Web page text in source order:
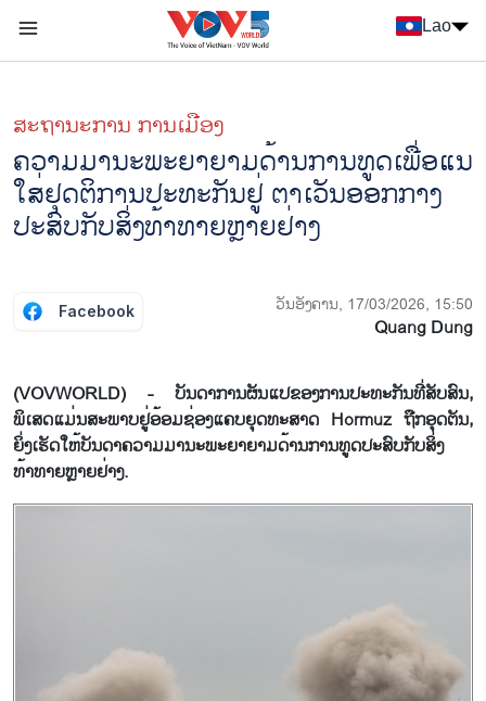
Lao
ສະຖານະການ ການເມືອງ
ຄວາມມານະພະຍາຍາມດ້ານການທູດເພື່ອແນ
ໃສ່ຢຸດຕິການປະທະກັນຢູ່ ຕາເວັນອອກກາງ
ປະສົບກັບສິ່ງທ້າທາຍຫຼາຍຢ່າງ
Facebook ວັນອັງຄານ, 17/03/2026, 15:50
Quang Dung
(VOVWORLD) - ບັນດາການຜັນແປຂອງການປະທະກັນທີ່ສັບສົນ,
ພິເສດແມ່ນສະພາບຢູ່ອ້ອມຊ່ອງແຄບຍຸດທະສາດ Hormuz ຖືກອຸດຕັນ,
ຍິ່ງເຮັດໃຫ້ບັນດາຄວາມມານະພະຍາຍາມດ້ານການທູດປະສົບກັບສິ່ງ
ທ້າທາຍຫຼາຍຢ່າງ.